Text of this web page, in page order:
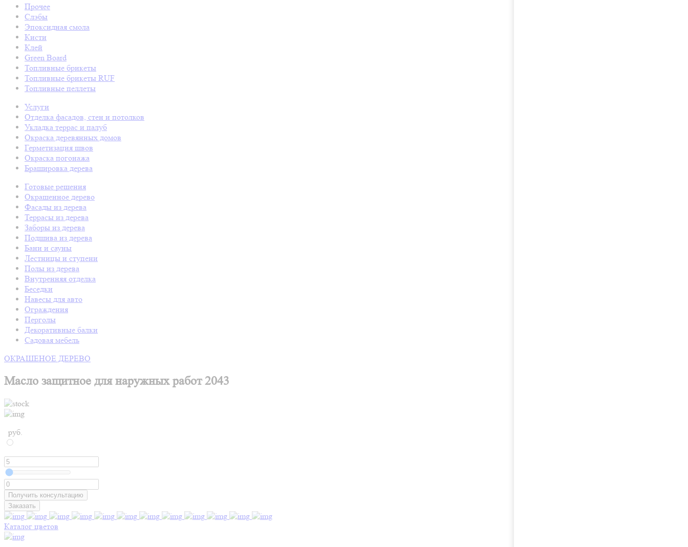
Прочее
Слэбы
Эпоксидная смола
Кисти
Клей
Green Board
Топливные брикеты
Топливные брикеты RUF
Топливные пеллеты
Услуги
Отделка фасадов, стен и потолков
Укладка террас и палуб
Окраска деревянных домов
Герметизация швов
Окраска погонажа
Брашировка дерева
Готовые решения
Окрашенное дерево
Фасады из дерева
Террасы из дерева
Заборы из дерева
Подшива из дерева
Бани и сауны
Лестницы и ступени
Полы из дерева
Внутренняя отделка
Беседки
Навесы для авто
Ограждения
Перголы
Декоративные балки
Садовая мебель
ОКРАШЕНОЕ ДЕРЕВО
Масло защитное для наружных работ 2043
руб.
Получить консультацию
Заказать
Каталог цветов